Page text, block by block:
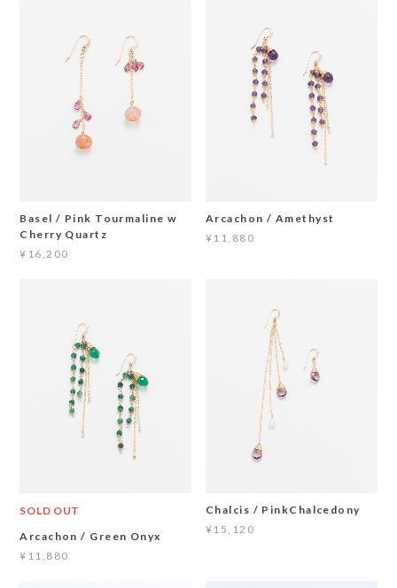
Basel / Pink Tourmaline w
Cherry Quartz
¥16,200
Arcachon / Amethyst
¥11,880
SOLD OUT
Arcachon / Green Onyx
¥11,880
Chalcis / PinkChalcedony
¥15,120